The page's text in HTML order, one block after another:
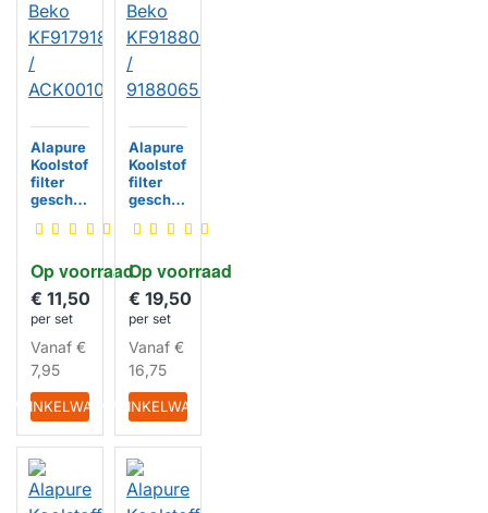
Op voorraad
Alapure
Koolstof
filter
geschik
Beko
83012 /
ACK001
08
€ 11,50
per set
Vanaf €
7,95
WINKELWAGEN
Op voorraad
Alapure
Koolstof
filter
geschik
Beko
065385
918806
5385
€ 19,50
per set
Vanaf€
16,75
IN WINKELWAGEN